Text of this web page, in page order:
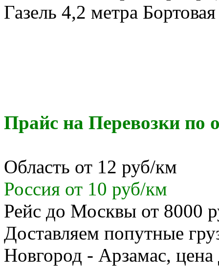
Газель 4,2 метра
Прайс на Перевозки по
Область от 12 руб/км
Россия от 10 руб/км
Рейс до Москвы от 8000
Доставляем попутные
Новгород - Арзамас, цена